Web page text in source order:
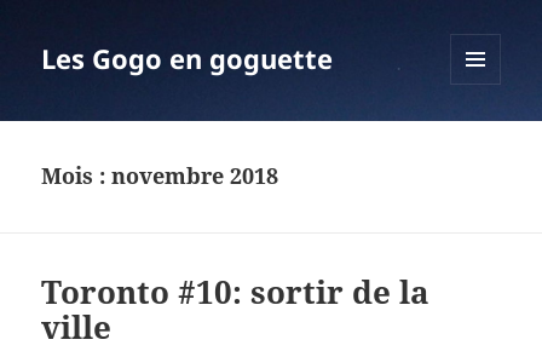
Les Gogo en goguette
Mois :novembre 2018
Toronto #10: sortir de la
ville